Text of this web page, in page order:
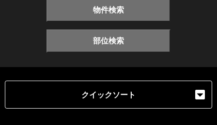
物件検索
部位検索
クイックソート